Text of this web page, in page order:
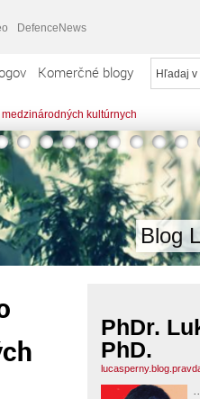
DefenceNews
Komerčné blogy
kultúrnych
Blog
PhDr.
PhD.